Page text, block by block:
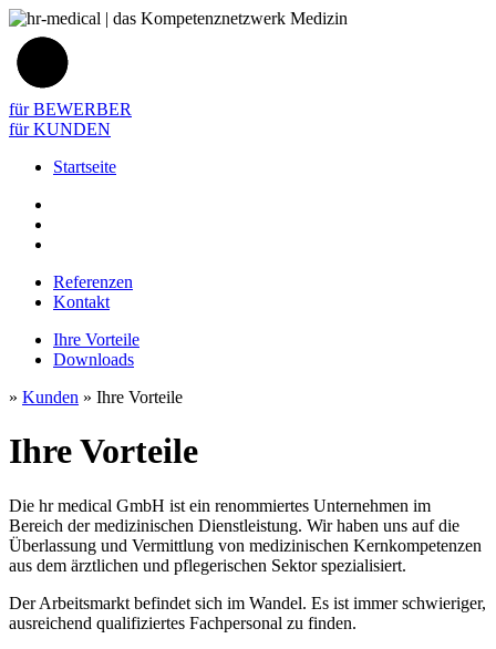
für BEWERBER
für KUNDEN
Startseite
Referenzen
Kontakt
Ihre Vorteile
Downloads
» Kunden » Ihre Vorteile
Ihre Vorteile
Die hr medical GmbH ist ein renommiertes Unternehmen im
Bereich der medizinischen Dienstleistung. Wir haben uns auf die
Überlassung und Vermittlung von medizinischen Kernkompetenzen
aus dem ärztlichen und pflegerischen Sektor spezialisiert.
Der Arbeitsmarkt befindet sich im Wandel. Es ist immer schwieriger,
ausreichend qualifiziertes Fachpersonal zu finden.